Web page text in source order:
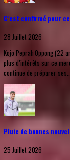
C’est confirmé pour
28 Juillet 2026
Kojo Peprah Oppong (22
plus d’intérêts sur ce
continue de préparer ses...
Pluie de bonnes
25 Juillet 2026